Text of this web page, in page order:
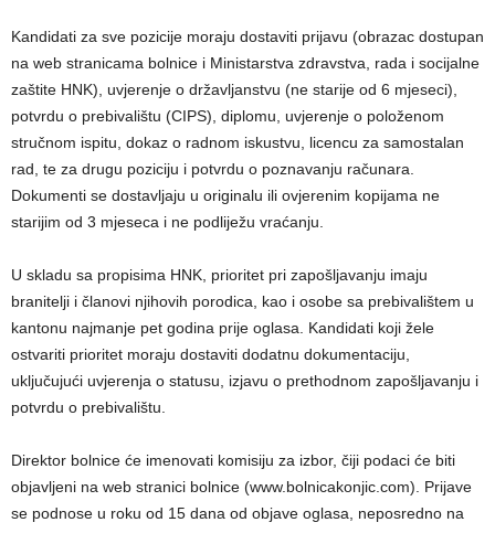
Kandidati za sve pozicije moraju dostaviti prijavu (obrazac dostupan
na web stranicama bolnice i Ministarstva zdravstva, rada i socijalne
zaštite HNK), uvjerenje o državljanstvu (ne starije od 6 mjeseci),
potvrdu o prebivalištu (CIPS), diplomu, uvjerenje o položenom
stručnom ispitu, dokaz o radnom iskustvu, licencu za samostalan
rad, te za drugu poziciju i potvrdu o poznavanju računara.
Dokumenti se dostavljaju u originalu ili ovjerenim kopijama ne
starijim od 3 mjeseca i ne podliježu vraćanju.
U skladu sa propisima HNK, prioritet pri zapošljavanju imaju
branitelji i članovi njihovih porodica, kao i osobe sa prebivalištem u
kantonu najmanje pet godina prije oglasa. Kandidati koji žele
ostvariti prioritet moraju dostaviti dodatnu dokumentaciju,
uključujući uvjerenja o statusu, izjavu o prethodnom zapošljavanju i
potvrdu o prebivalištu.
Direktor bolnice će imenovati komisiju za izbor, čiji podaci će biti
objavljeni na web stranici bolnice (www.bolnicakonjic.com). Prijave
se podnose u roku od 15 dana od objave oglasa, neposredno na